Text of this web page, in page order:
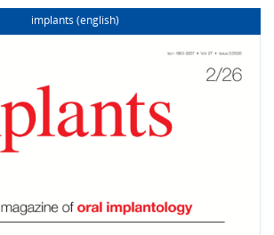
implants (english)